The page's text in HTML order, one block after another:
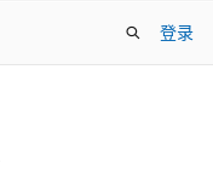
登录